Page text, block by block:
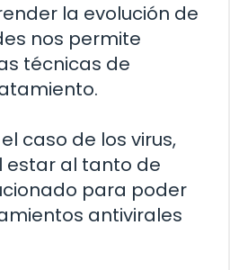
la evolución de
nos permite
técnicas de
caso de los virus,
estar al tanto de
para poder
antivirales